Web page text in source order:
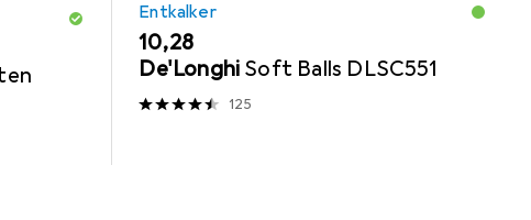
Entkalker
EUR
10,28
De'Longhi Soft Balls DLSC551
125